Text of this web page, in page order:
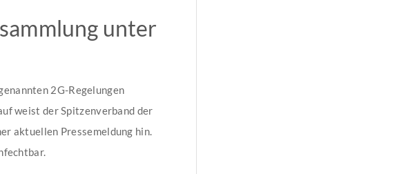
unter
2G-Regelungen
weist der Spitzenverband der
aktuellen Pressemeldung hin.